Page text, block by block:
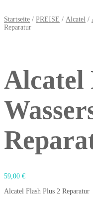
Startseite / PREISE / Alcatel /
Reparatur
Alcatel
59,00 €
Alcatel Flash Plus 2 Reparatur